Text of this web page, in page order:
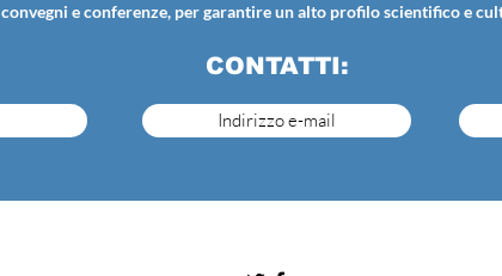
convegni e conferenze, per garantire un alto profilo scientifico e
CONTATTI:
Indirizzo e-mail